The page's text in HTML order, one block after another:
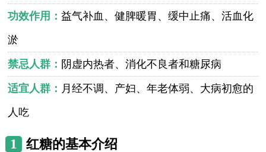
功效作用：益气补血、健脾暖胃、缓中止痛、活血化
淤
禁忌人群： 阴虚内热者、消化不良者和糖尿病
适宜人群： 月经不调、产妇、年老体弱、大病初愈的
人吃
1 红糖的基本介绍